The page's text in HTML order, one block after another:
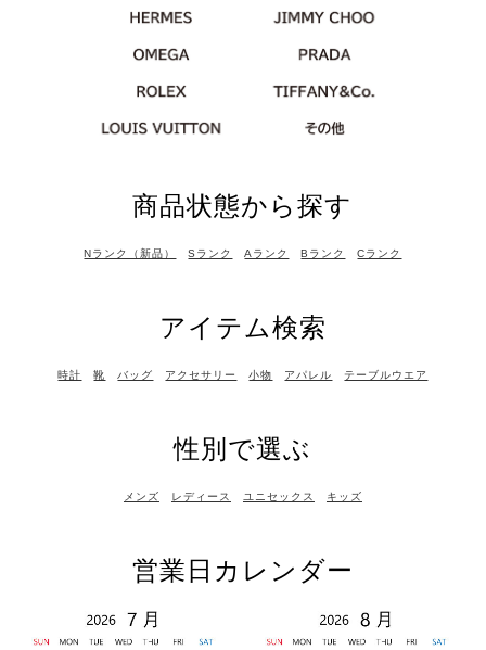
商品状態から探す
Nランク（新品） Sランク Aランク Bランク Cランク
アイテム検索
時計 靴 バッグ アクセサリー 小物 アパレル テーブルウエア
性別で選ぶ
メンズ レディース ユニセックス キッズ
営業日カレンダー